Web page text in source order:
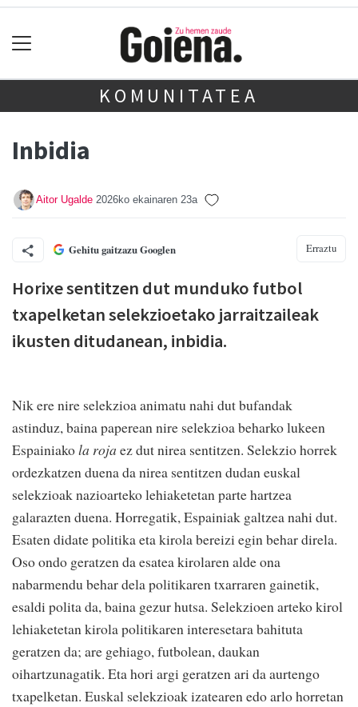
KOMUNITATEA
Inbidia
Aitor Ugalde 2026ko ekainaren 23a
Gehitu gaitzazu Googlen Erraztu
Horixe sentitzen dut munduko futbol
txapelketan selekzioetako jarraitzaileak
ikusten ditudanean, inbidia.
Nik ere nire selekzioa animatu nahi dut bufandak
astinduz, baina paperean nire selekzioa beharko lukeen
Espainiakola roja ez dut nirea sentitzen. Selekzio horrek
ordezkatzen duena da nirea sentitzen dudan euskal
selekzioak nazioarteko lehiaketetan parte hartzea
galarazten duena. Horregatik, Espainiak galtzea nahi dut.
Esaten didate politika eta kirola bereizi egin behar direla.
Oso ondo geratzen da esatea kirolaren alde ona
nabarmendu behar dela politikaren txarraren gainetik,
esaldi polita da, baina gezur hutsa. Selekzioen arteko kirol
lehiaketetan kirola politikaren interesetara bahituta
geratzen da; are gehiago, futbolean, daukan
oihartzunagatik. Eta hori argi geratzen ari da aurtengo
txapelketan. Euskal selekzioak izatearen edo arlo horretan